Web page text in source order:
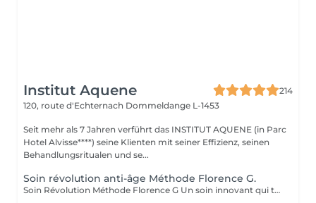
Institut Aquene
214
120, route d'Echternach Dommeldange L-1453
Seit mehr als 7 Jahren verführt das INSTITUT AQUENE (in Parc
Hotel Alvisse****) seine Klienten mit seiner Effizienz, seinen
Behandlungsritualen und se...
Soin révolution anti-âge Méthode Florence G.
Soin Révolution Méthode Florence G Un soin innovant qui transforme visiblement la qualité de la peau. Le Soin Révolution de la méthode Florence G est un protocole hautement technologique et manuel et 100 % naturel combinant des techniques exclusives de stimulation tissulaire, d'oxygénation cutanée et de remodelage facial. Ce soin nouvelle génération agit en profondeur pour relancer les fonctions naturelles de la peau, améliorer son aspect global et lui redonner toute sa vitalité sans l'abimer, sans douleur et sans éviction sociale. Les bénéfices du soin: - Lisse immédiatement les rides et ridules - Raffermit et redessine les contours du visage - Booste l'éclat et l'oxygénation - Réduit visiblement les signes de fatigue - Améliore la texture de la peau Les effets du soin vont s'accentuer encore pendant 3 à 4 semaines. C'est également un soin fantastique pour travailler les cicatrices (du corps également), les peaux atopiques, vergetures blanches ou violacées. AUCUNE ÉPILATION VISAGE NE POURRA ÊTRE FAITE PENDANT LE SOIN.